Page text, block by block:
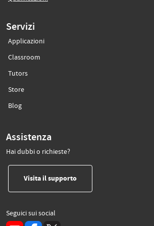
Servizi
Applicazioni
Classroom
Tutors(si apre in un’altra scheda)
Store(si apre in un’altra scheda)
Blog(si apre in un’altra scheda)
Assistenza
Hai dubbi o richieste?
Visita il supporto(si apre in un’altra scheda)
Seguici sui social